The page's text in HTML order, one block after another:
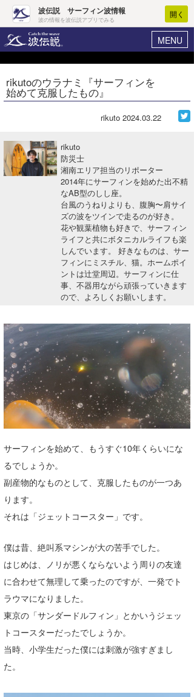
波伝説 サーフィン波情報
波の情報を波伝説アプリでみる
開く
MENU
ヘルプ マイホーム
ログイン
波情報･概況
WAVE HUNTER波予想ツール
サーフィンエリアガイド
会員メニュー
今月のプレゼント
rikutoのウラナミ『サーフィンを
始めて克服したもの』
rikuto 2024.03.22
rikuto
防災士
湘南エリア担当のリポーター
2014年にサーフィンを始めた出不精
なAB型のしし座。
台風のうねりよりも、腹胸〜肩サイ
ズの波をツインで走るのが好き。
花や観葉植物も好きで、サーフィン
ライフと共にボタニカルライフも楽
しんでいます。 好きなものは、サー
フィンにミスチル、猫。ホームポイ
ントは辻堂周辺。サーフィンに仕
事、不器用ながら頑張っていきます
ので、よろしくお願いします。
サーフィンを始めて、もうすぐ10年くらいにな
るでしょうか。
副産物的なものとして、克服したものが一つあ
ります。
それは「ジェットコースター」です。
僕は昔、絶叫系マシンが大の苦手でした。
はじめは、ノリが悪くならないよう周りの友達
に合わせて無理して乗ったのですが、一発でト
ラウマになりました。
東京の「サンダードルフィン」とかいうジェッ
トコースターだったでしょうか。
当時、小学生だった僕には刺激が強すぎまし
た。
Core Surf Japan
アート＆エンタメ
ショップ情報
ショップ情報
伊豆
千葉南
大阪
四国
沖縄
ルール＆How to
VOTE!
サーファーズ
Naoya Kimoto
mitsuteru Kamio
Yasunari Inoue
Yoshiyuki Obata
メディア
SURFMEDIA
Colors MAGAZINE
WAVAL
波伝説アンバサダー/プロライダー
福島寿実子
中浦“JET”章
波伝説スタッフ
☆加藤
波伝説